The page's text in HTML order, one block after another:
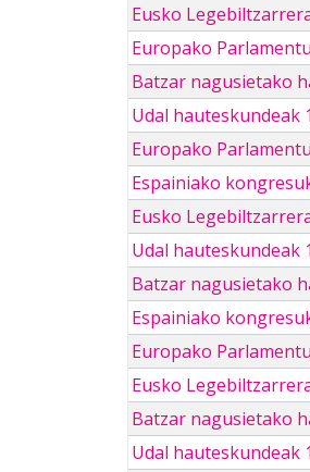
Eusko
Europako
Batzar nagusietako
Udal hauteskundeak
Europako
Espainiako
Eusko
Udal hauteskundeak
Batzar nagusietako
Espainiako
Europako
Eusko
Batzar nagusietako
Udal hauteskundeak